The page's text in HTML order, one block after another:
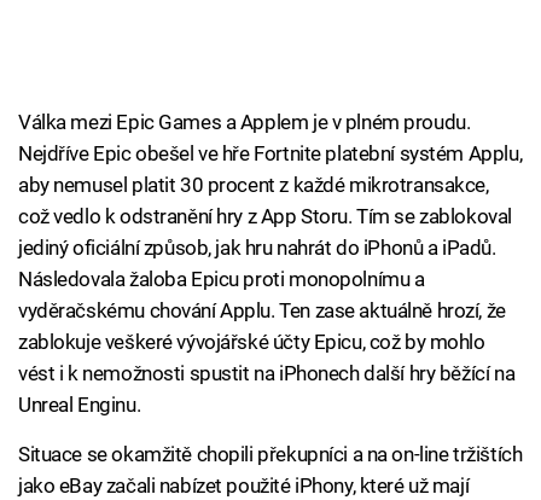
Válka mezi Epic Games a Applem je v plném proudu.
Nejdříve Epic obešel ve hře Fortnite platební systém Applu,
aby nemusel platit 30 procent z každé mikrotransakce,
což vedlo k odstranění hry z App Storu. Tím se zablokoval
jediný oficiální způsob, jak hru nahrát do iPhonů a iPadů.
Následovala žaloba Epicu proti monopolnímu a
vyděračskému chování Applu. Ten zase aktuálně hrozí, že
zablokuje veškeré vývojářské účty Epicu, což by mohlo
vést i k nemožnosti spustit na iPhonech další hry běžící na
Unreal Enginu.
Situace se okamžitě chopili překupníci a na on-line tržištích
jako eBay začali nabízet použité iPhony, které už mají